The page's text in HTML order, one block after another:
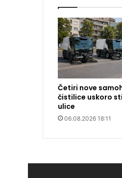
Četiri nove
čistilice uskoro
ulice
06.08.2026 18:11